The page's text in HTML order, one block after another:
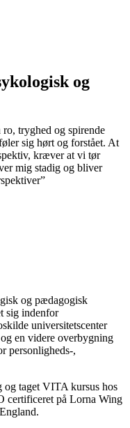
og
ro, tryghed og spirende
sig hørt og forstået. At
kræver at vi tør
mig stadig og bliver
og pædagogisk
sig indenfor
universitetscenter
en videre overbygning
personligheds-,
og taget VITA kursus hos
certificeret på Lorna Wing